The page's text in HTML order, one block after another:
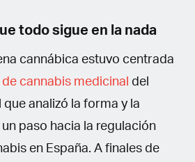
todo sigue en la nada
cannábica estuvo centrada
cannabis medicinal del
analizó la forma y la
paso hacia la regulación
en España. A finales de